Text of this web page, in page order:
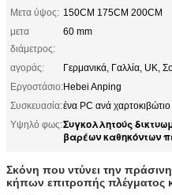
Μετα ύψος: 150CM 175CM 200CM
μετα
διάμετρος:
60 mm
αγοράς:
Γερμανικά, Γαλλία, UK,
Εργοστάσιο:Hebei Anping
Συσκευασία:ένα PC ανά χαρτοκιβώτιο
Υψηλό φως:Συγκολλητούς
βαρέων καθηκόντων
Σκόνη που ντύνει την
κήπων επιτροπής πλέγματος